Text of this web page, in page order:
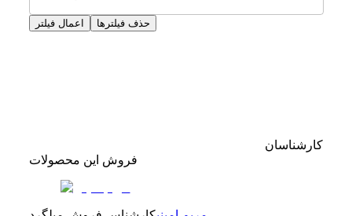
اعمال فیلتر حذف فیلترها
کارشناسان
فروش این محصولات